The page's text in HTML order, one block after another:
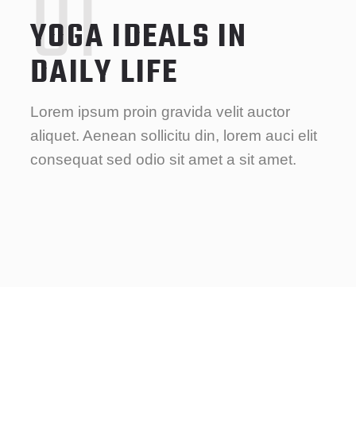
YOGA IDEALS IN
DAILY LIFE
Lorem ipsum proin gravida velit auctor
aliquet. Aenean sollicitu din, lorem auci elit
consequat sed odio sit amet a sit amet.